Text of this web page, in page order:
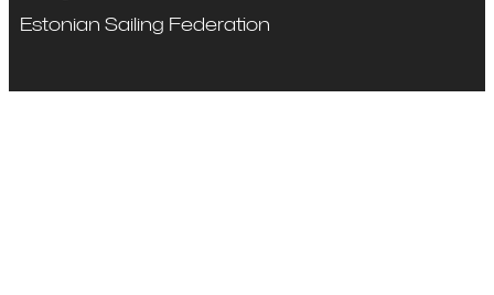
Estonian Sailing Federation